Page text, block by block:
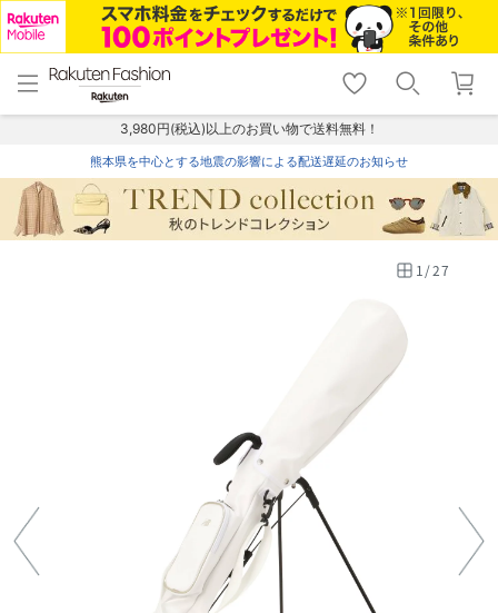
menu home
トップ
shopping_cart lock_outline
ログイン
3,980円(税込)以上のお買い物で送料無料！
熊本県を中心とする地震の影響による配送遅延のお知らせ
1/27